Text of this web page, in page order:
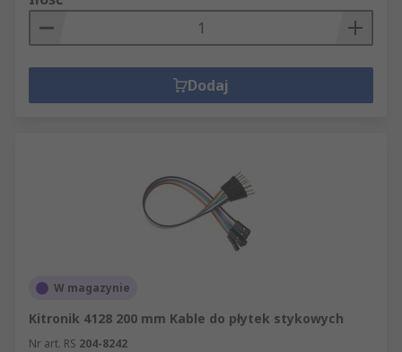
Dodaj
W magazynie
Kitronik 4128 200 mm Kable do płytek stykowych
Nr art. RS 204-8242